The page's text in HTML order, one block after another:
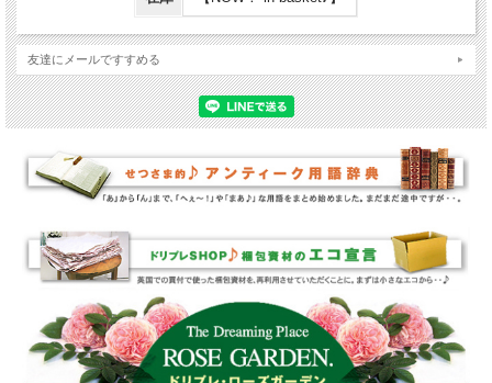
友達にメールですすめる